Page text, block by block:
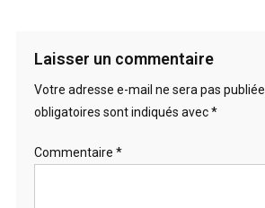
Laisser un commentaire
Votre adresse e-mail ne sera pas publiée.
obligatoires sont indiqués avec*
Commentaire *